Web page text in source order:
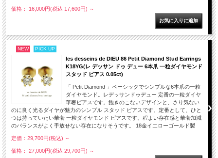
価格： 16,000円(税込 17,600円) ～
NEW PICK UP
les desseins de DIEU 86 Petit Diamond Stud Earrings
K18YG(レ デッサン ドゥ デュー 6本爪 一粒ダイヤモンド
スタッド ピアス 0.05ct)
「 Petit Diamond 」ベーシックでシンプルな6本爪の一粒
ダイヤモンド。レデッサンドゥデュー 定番の一粒ダイヤ
華奢ピアスです。飽きのこないデザインと、さり気ない
のに良く光るダイヤが魅力のシンプル スタッド ピアスです。定番として、ひと
つは持っていたい華奢 一粒ダイヤモンド ピアスです。程よい存在感と華奢加減
のバランスがよく手放せない存在になりそうです。 18金イエローゴールド製
定価：29,700円(税込) ～
価格： 27,000円(税込 29,700円) ～